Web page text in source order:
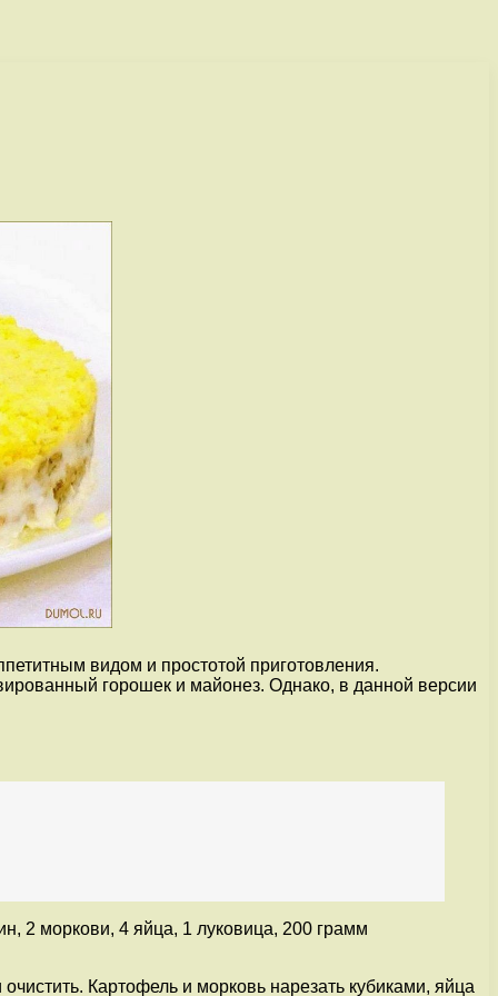
видом и простотой приготовления.
горошек и майонез. Однако, в данной версии
2 моркови, 4 яйца, 1 луковица, 200 грамм
Картофель и морковь нарезать кубиками, яйца